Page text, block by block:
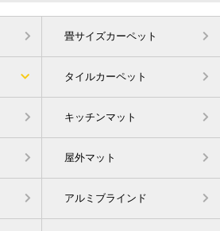
畳サイズカーペット
タイルカーペット
キッチンマット
屋外マット
アルミブラインド